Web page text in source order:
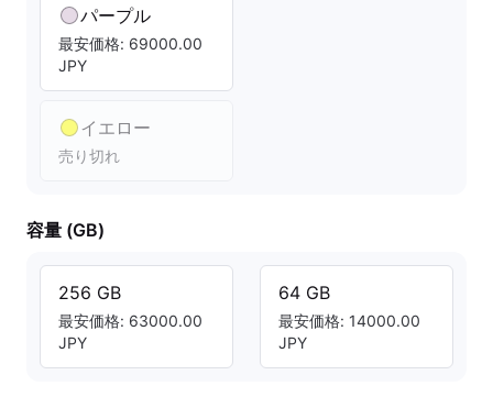
パープル
最安価格: 69000.00
JPY
イエロー
売り切れ
容量 (GB)
256 GB
最安価格: 63000.00
JPY
64 GB
最安価格: 14000.00
JPY